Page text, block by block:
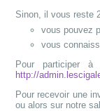
Sinon, il vous reste
vous pouvez
vous
Pour participer
http://
Pour recevoir une
ou alors sur notre